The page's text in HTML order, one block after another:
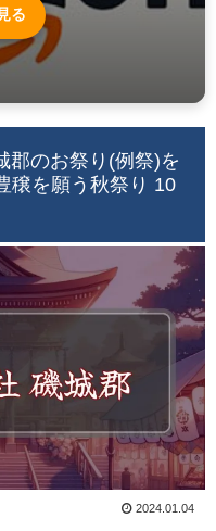
る
郡のお祭り(例祭)を
穣を願う秋祭り 10
2024.01.04